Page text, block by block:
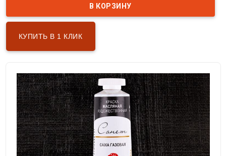
КУПИТЬ В 1 КЛИК